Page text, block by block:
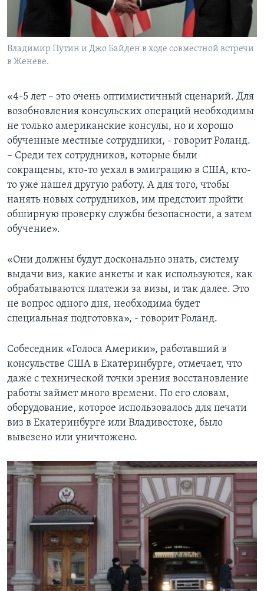
Владимир Путин и Джо Байден в ходе совместной встречи
в Женеве.
«4-5 лет – это очень оптимистичный сценарий. Для
возобновления консульских операций необходимы
не только американские консулы, но и хорошо
обученные местные сотрудники, - говорит Роланд.
– Среди тех сотрудников, которые были
сокращены, кто-то уехал в эмиграцию в США, кто-
то уже нашел другую работу. А для того, чтобы
нанять новых сотрудников, им предстоит пройти
обширную проверку службы безопасности, а затем
обучение».
«Они должны будут досконально знать, систему
выдачи виз, какие анкеты и как используются, как
обрабатываются платежи за визы, и так далее. Это
не вопрос одного дня, необходима будет
специальная подготовка», - говорит Роланд.
Собеседник «Голоса Америки», работавший в
консульстве США в Екатеринбурге, отмечает, что
даже с технической точки зрения восстановление
работы займет много времени. По его словам,
оборудование, которое использовалось для печати
виз в Екатеринбурге или Владивостоке, было
вывезено или уничтожено.